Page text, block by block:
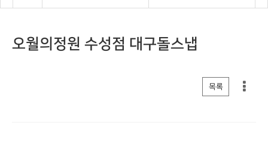
오월의정원 수성점 대구돌스냅
목록